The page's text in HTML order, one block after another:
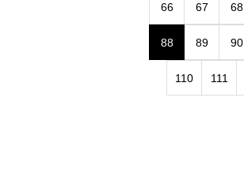
66 67 68
88 89 90
110 111